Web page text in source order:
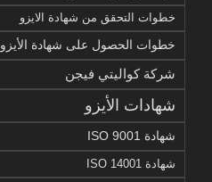
خطوات التحقق من شهادة الايزو
خطوات الحصول على شهادة الأيزو
شركة كواليتي فيجن
شهادات الأيزو
شهادة ISO 9001
شهادة ISO 14001